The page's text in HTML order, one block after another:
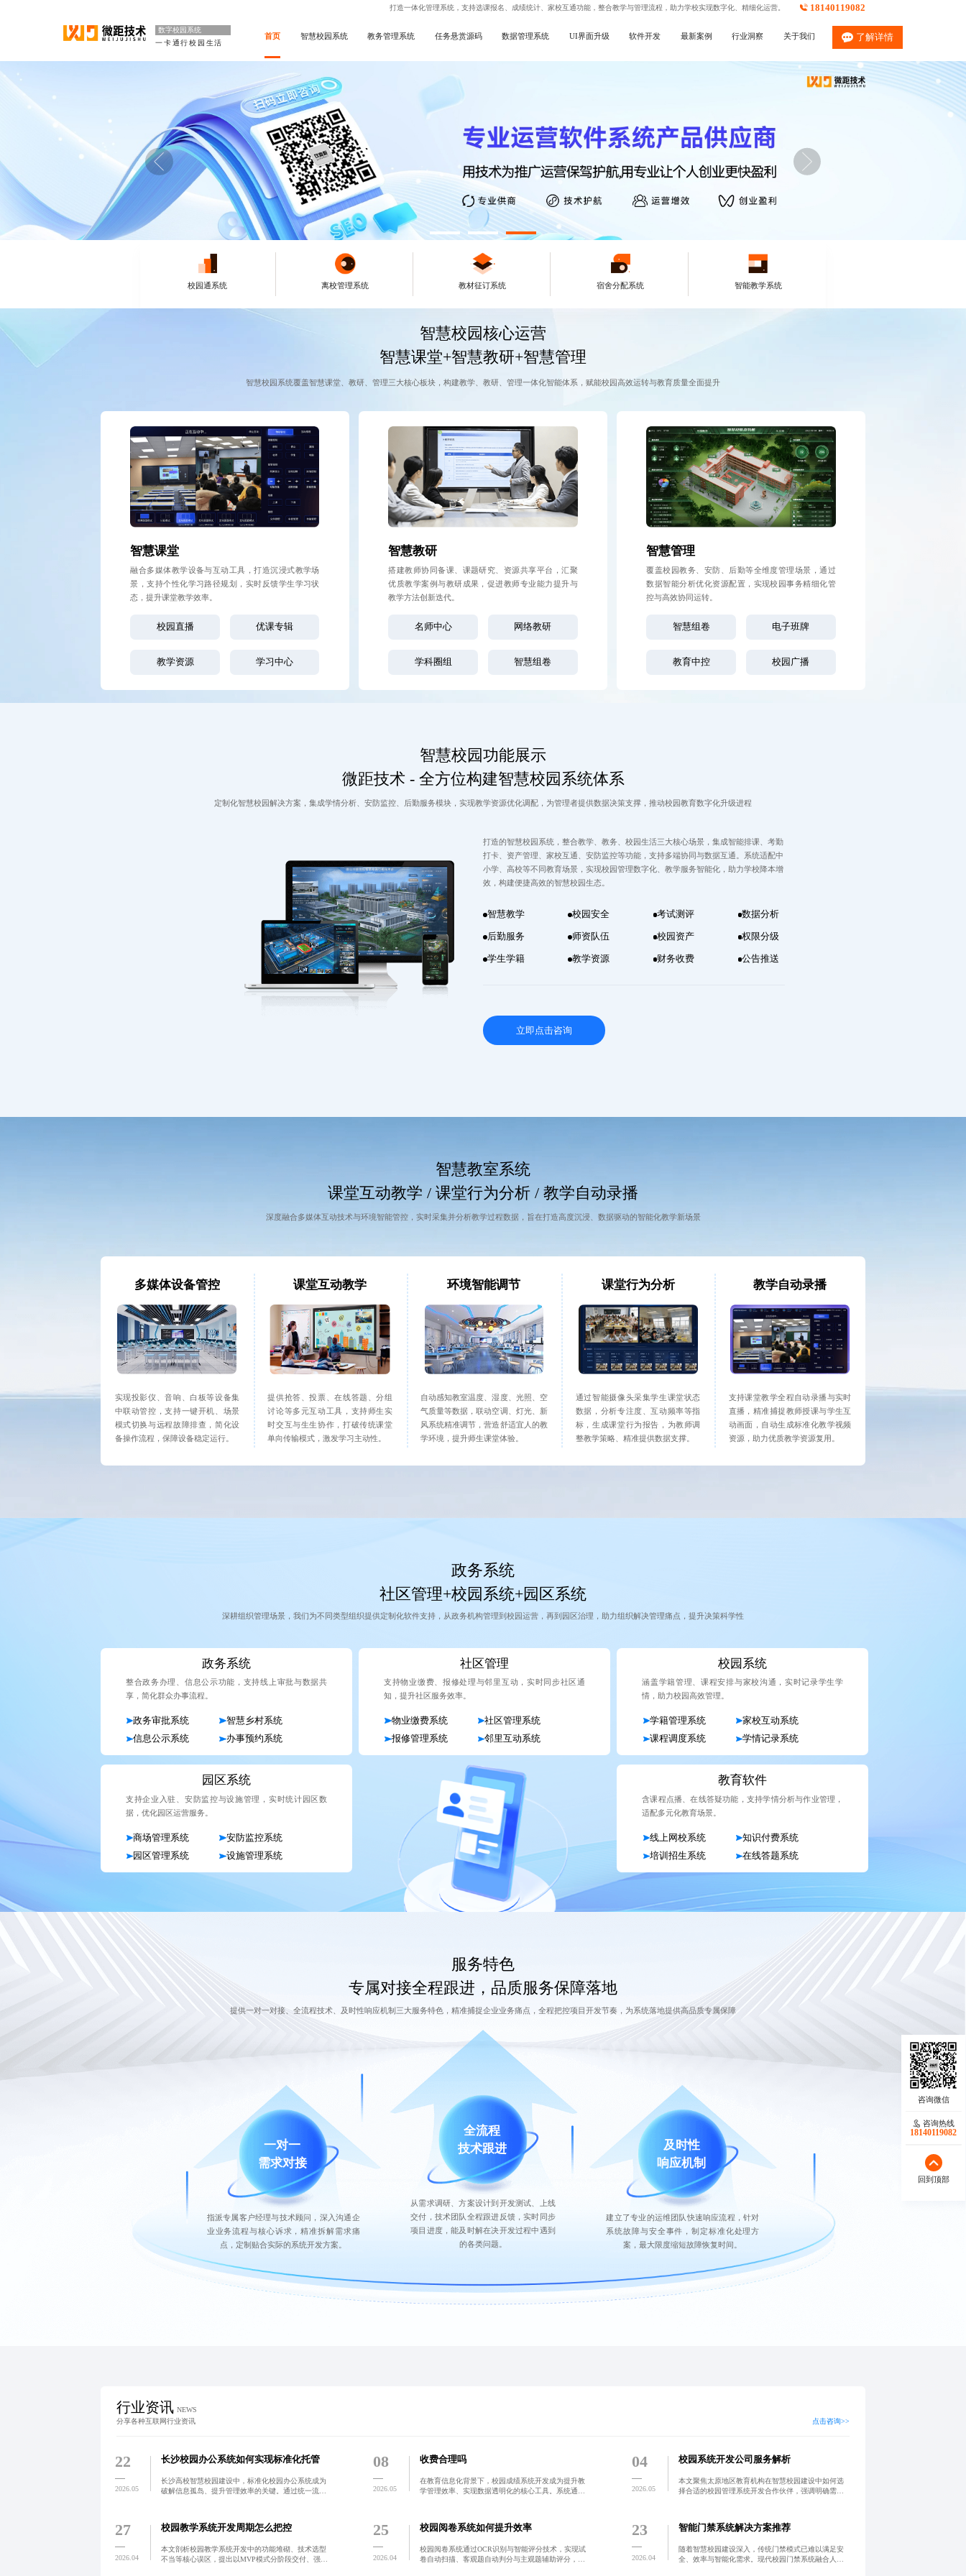
打造一体化管理系统，支持选课报名、成绩统计、家校互通功能，整合教学与管理流程，助力学校实现数字化、精细化运营。 18140119082
数字校园系统
一卡通行校园生活
首页 智慧校园系统 教务管理系统 任务悬赏源码 数据管理系统 UI界面升级 软件开发 最新案例 行业洞察 关于我们 了解详情
校园通系统 离校管理系统 教材征订系统 宿舍分配系统 智能教学系统
智慧校园核心运营
智慧课堂+智慧教研+智慧管理
智慧校园系统覆盖智慧课堂、教研、管理三大核心板块，构建教学、教研、管理一体化智能体系，赋能校园高效运转与教育质量全面提升
智慧课堂
融合多媒体教学设备与互动工具，打造沉浸式教学场
景，支持个性化学习路径规划，实时反馈学生学习状
态，提升课堂教学效率。
校园直播 优课专辑
教学资源 学习中心
智慧教研
搭建教师协同备课、课题研究、资源共享平台，汇聚
优质教学案例与教研成果，促进教师专业能力提升与
教学方法创新迭代。
名师中心 网络教研
学科圈组 智慧组卷
智慧管理
覆盖校园教务、安防、后勤等全维度管理场景，通过
数据智能分析优化资源配置，实现校园事务精细化管
控与高效协同运转。
智慧组卷 电子班牌
教育中控 校园广播
智慧校园功能展示
微距技术 - 全方位构建智慧校园系统体系
定制化智慧校园解决方案，集成学情分析、安防监控、后勤服务模块，实现教学资源优化调配，为管理者提供数据决策支撑，推动校园教育数字化升级进程
打造的智慧校园系统，整合教学、教务、校园生活三大核心场景，集成智能排课、考勤
打卡、资产管理、家校互通、安防监控等功能，支持多端协同与数据互通。系统适配中
小学、高校等不同教育场景，实现校园管理数字化、教学服务智能化，助力学校降本增
效，构建便捷高效的智慧校园生态。
智慧教学 校园安全 考试测评 数据分析
后勤服务 师资队伍 校园资产 权限分级
学生学籍 教学资源 财务收费 公告推送
立即点击咨询
智慧教室系统
课堂互动教学 / 课堂行为分析 / 教学自动录播
深度融合多媒体互动技术与环境智能管控，实时采集并分析教学过程数据，旨在打造高度沉浸、数据驱动的智能化教学新场景
多媒体设备管控
实现投影仪、音响、白板等设备集
中联动管控，支持一键开机、场景
模式切换与远程故障排查，简化设
备操作流程，保障设备稳定运行。
课堂互动教学
提供抢答、投票、在线答题、分组
讨论等多元互动工具，支持师生实
时交互与生生协作，打破传统课堂
单向传输模式，激发学习主动性。
环境智能调节
自动感知教室温度、湿度、光照、空
气质量等数据，联动空调、灯光、新
风系统精准调节，营造舒适宜人的教
学环境，提升师生课堂体验。
课堂行为分析
通过智能摄像头采集学生课堂状态
数据，分析专注度、互动频率等指
标，生成课堂行为报告，为教师调
整教学策略、精准提供数据支撑。
教学自动录播
支持课堂教学全程自动录播与实时
直播，精准捕捉教师授课与学生互
动画面，自动生成标准化教学视频
资源，助力优质教学资源复用。
政务系统
社区管理+校园系统+园区系统
深耕组织管理场景，我们为不同类型组织提供定制化软件支持，从政务机构管理到校园运营，再到园区治理，助力组织解决管理痛点，提升决策科学性
政务系统
整合政务办理、信息公示功能，支持线上审批与数据共
享，简化群众办事流程。
政务审批系统
智慧乡村系统
信息公示系统
办事预约系统
社区管理
支持物业缴费、报修处理与邻里互动，实时同步社区通
知，提升社区服务效率。
物业缴费系统
社区管理系统
报修管理系统
邻里互动系统
校园系统
涵盖学籍管理、课程安排与家校沟通，实时记录学生学
情，助力校园高效管理。
学籍管理系统
家校互动系统
课程调度系统
学情记录系统
园区系统
支持企业入驻、安防监控与设施管理，实时统计园区数
据，优化园区运营服务。
商场管理系统
安防监控系统
园区管理系统
设施管理系统
教育软件
含课程点播、在线答疑功能，支持学情分析与作业管理，
适配多元化教育场景。
线上网校系统
知识付费系统
培训招生系统
在线答题系统
服务特色
专属对接全程跟进，品质服务保障落地
提供一对一对接、全流程技术、及时性响应机制三大服务特色，精准捕捉企业业务痛点，全程把控项目开发节奏，为系统落地提供高品质专属保障
一对一
需求对接
指派专属客户经理与技术顾问，深入沟通企
业业务流程与核心诉求，精准拆解需求痛
点，定制贴合实际的系统开发方案。
全流程
技术跟进
从需求调研、方案设计到开发测试、上线
交付，技术团队全程跟进反馈，实时同步
项目进度，能及时解在决开发过程中遇到
的各类问题。
及时性
响应机制
建立了专业的运维团队快速响应流程，针对
系统故障与安全事件，制定标准化处理方
案，最大限度缩短故障恢复时间。
行业资讯 NEWS
分享各种互联网行业资讯
点击咨询>>
22
2026.05
长沙校园办公系统如何实现标准化托管
长沙高校智慧校园建设中，标准化校园办公系统成为
破解信息孤岛、提升管理效率的关键。通过统一流
据驱动转型。
08
2026.05
收费合理吗
在教育信息化背景下，校园成绩系统开发成为提升教
学管理效率、实现数据透明化的核心工具。系统通过
求，助力学校从‘管
04
2026.05
校园系统开发公司服务解析
本文聚焦太原地区教育机构在智慧校园建设中如何选
择合适的校园管理系统开发合作伙伴，强调明确需
的本地化开发团队，
27
2026.04
校园教学系统开发周期怎么把控
本文剖析校园教学系统开发中的功能堆砌、技术选型
不当等核心误区，提出以MVP模式分阶段交付、强化
25
2026.04
校园阅卷系统如何提升效率
校园阅卷系统通过OCR识别与智能评分技术，实现试
卷自动扫描、客观题自动判分与主观题辅助评分，显
23
2026.04
智能门禁系统解决方案推荐
随着智慧校园建设深入，传统门禁模式已难以满足安
全、效率与智能化需求。现代校园门禁系统融合人脸
咨询热线
18140119082
回到顶部